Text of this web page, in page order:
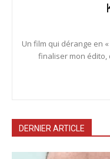
Un film qui dérange en
finaliser mon édito,
DERNIER ARTICLE